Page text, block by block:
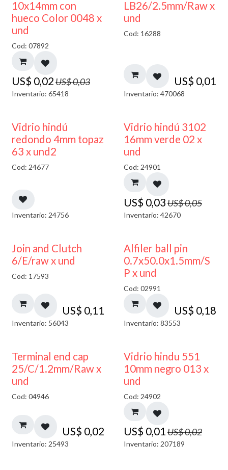
50% DESCUENTO
10x14mm con
hueco Color 0048 x
und
Cod: 07892
US$ 0,02US$0,03
Inventario: 65418
LB26/2.5mm/Raw x
und
Cod: 16288
US$ 0,01
Inventario: 470068
40% DESCUENTO
Vidrio hindú
redondo 4mm topaz
63 x und2
Cod: 24677
Inventario: 24756
40% DESCUENTO
Vidrio hindú 3102
16mm verde 02 x
und
Cod: 24901
US$ 0,03US$0,05
Inventario: 42670
Join and Clutch
6/E/raw x und
Cod: 17593
US$ 0,11
Inventario: 56043
Alfiler ball pin
0.7x50.0x1.5mm/S
P x und
Cod: 02991
US$ 0,18
Inventario: 83553
Terminal end cap
25/C/1.2mm/Raw x
und
Cod: 04946
US$ 0,02
Inventario: 25493
40% DESCUENTO
Vidrio hindu 551
10mm negro 013 x
und
Cod: 24902
US$ 0,01US$0,02
Inventario: 207189